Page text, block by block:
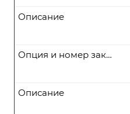
Описание
Опция и номер заказа
Описание